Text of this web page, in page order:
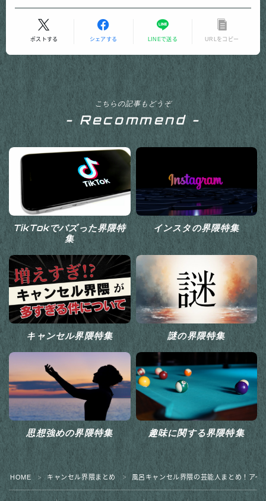
ポストする シェアする LINEで送る URLをコピー
こちらの記事もどうぞ
- Recommend -
TikTokでバズった界隈特
集
インスタの界隈特集
キャンセル界隈特集 謎の界隈特集
思想強めの界隈特集 趣味に関する界隈特集
HOME ＞ キャンセル界隈まとめ ＞ 風呂キャンセル界隈の芸能人まとめ！アイ